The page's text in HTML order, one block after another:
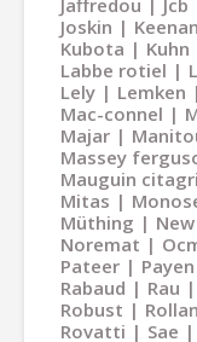
Jaffredou
Jcb
Joskin
Keenan
Kubota
Kuhn
Labbe rotiel
Lely
Lemken
Mac-connel
Majar
Massey
Mauguin citagri
Mitas
Müthing
Noremat
Pateer
Payen
Rabaud
Rau
Robust
Rovatti
Sae